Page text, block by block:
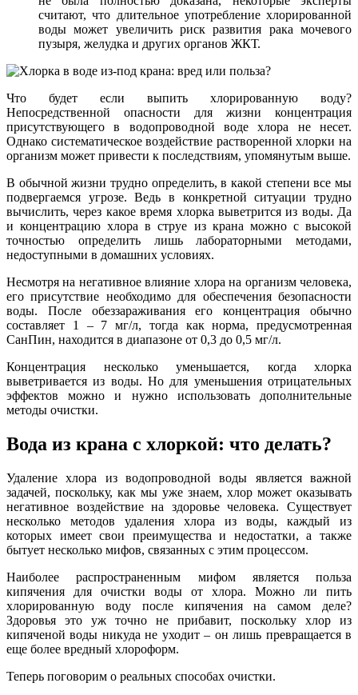
считают, что длительное употребление хлорированной
воды может увеличить риск развития рака мочевого
пузыря, желудка и других органов ЖКТ.
Что будет если выпить хлорированную воду?
Непосредственной опасности для жизни концентрация
присутствующего в водопроводной воде хлора не несет.
Однако систематическое воздействие растворенной хлорки на
организм может привести к последствиям, упомянутым выше.
В обычной жизни трудно определить, в какой степени все мы
подвергаемся угрозе. Ведь в конкретной ситуации трудно
вычислить, через какое время хлорка выветрится из воды. Да
и концентрацию хлора в струе из крана можно с высокой
точностью определить лишь лабораторными методами,
недоступными в домашних условиях.
Несмотря на негативное влияние хлора на организм человека,
его присутствие необходимо для обеспечения безопасности
воды. После обеззараживания его концентрация обычно
составляет 1 – 7 мг/л, тогда как норма, предусмотренная
СанПин, находится в диапазоне от 0,3 до 0,5 мг/л.
Концентрация несколько уменьшается, когда хлорка
выветривается из воды. Но для уменьшения отрицательных
эффектов можно и нужно использовать дополнительные
методы очистки.
Вода из крана с хлоркой: что делать?
Удаление хлора из водопроводной воды является важной
задачей, поскольку, как мы уже знаем, хлор может оказывать
негативное воздействие на здоровье человека. Существует
несколько методов удаления хлора из воды, каждый из
которых имеет свои преимущества и недостатки, а также
бытует несколько мифов, связанных с этим процессом.
Наиболее распространенным мифом является польза
кипячения для очистки воды от хлора. Можно ли пить
хлорированную воду после кипячения на самом деле?
Здоровья это уж точно не прибавит, поскольку хлор из
кипяченой воды никуда не уходит – он лишь превращается в
еще более вредный хлороформ.
Теперь поговорим о реальных способах очистки.